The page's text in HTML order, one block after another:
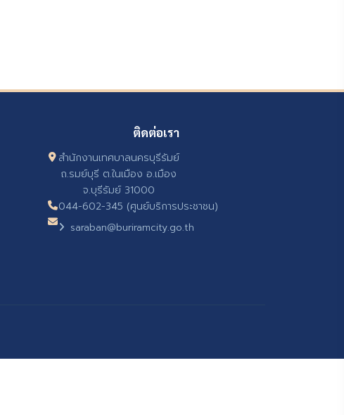
ติดต่อเรา
สำนักงานเทศบาลนครบุรีรัมย์
ถ.รมย์บุรี ต.ในเมือง อ.เมือง
จ.บุรีรัมย์ 31000
044-602-345 (ศูนย์บริการประชาชน)
saraban@buriramcity.go.th